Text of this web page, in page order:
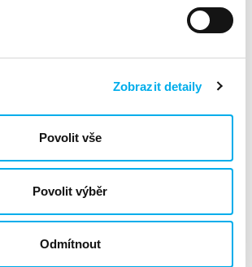
Zobrazit detaily
Povolit vše
Povolit výběr
Odmítnout
do HCI konsolidací zátěží a
na menším počtu fyzických serverů.
funkcí včetně Secure Encrypted
účinnost plněním požadavků na výkon
s předními HCI softwarovými společnostmi
certifikovaných ISV, které pomáhají
správu datových center.
na procesoru AMD EPYC™ přináší
ÚČINNOST